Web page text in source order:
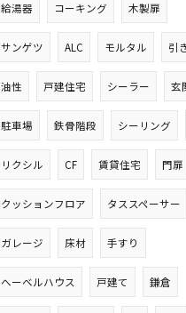
給湯器 コーキング 木製扉
サンゲツ ALC モルタル 引
油性 戸建住宅 シーラー 玄
駐車場 鉄骨階段 シーリング
リクシル CF 賃貸住宅 門扉
クッションフロア タススペーサー
ガレージ 床材 手すり
へーベルハウス 戸建て 鎌倉